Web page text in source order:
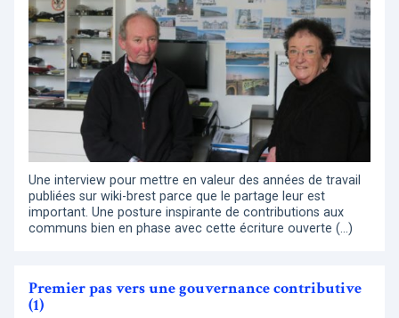
Une interview pour mettre en valeur des années de travail
publiées sur wiki-brest parce que le partage leur est
important. Une posture inspirante de contributions aux
communs bien en phase avec cette écriture ouverte (…)
Premier pas vers une gouvernance contributive
(1)